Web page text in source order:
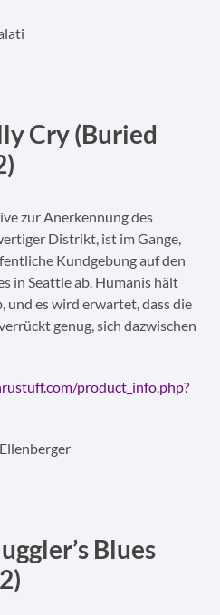
Cry (Buried
zur Anerkennung des
Distrikt, ist im Gange,
Kundgebung auf den
in Seattle ab. Humanis hält
und es wird erwartet, dass die
genug, sich dazwischen
product_info.php?
Blues